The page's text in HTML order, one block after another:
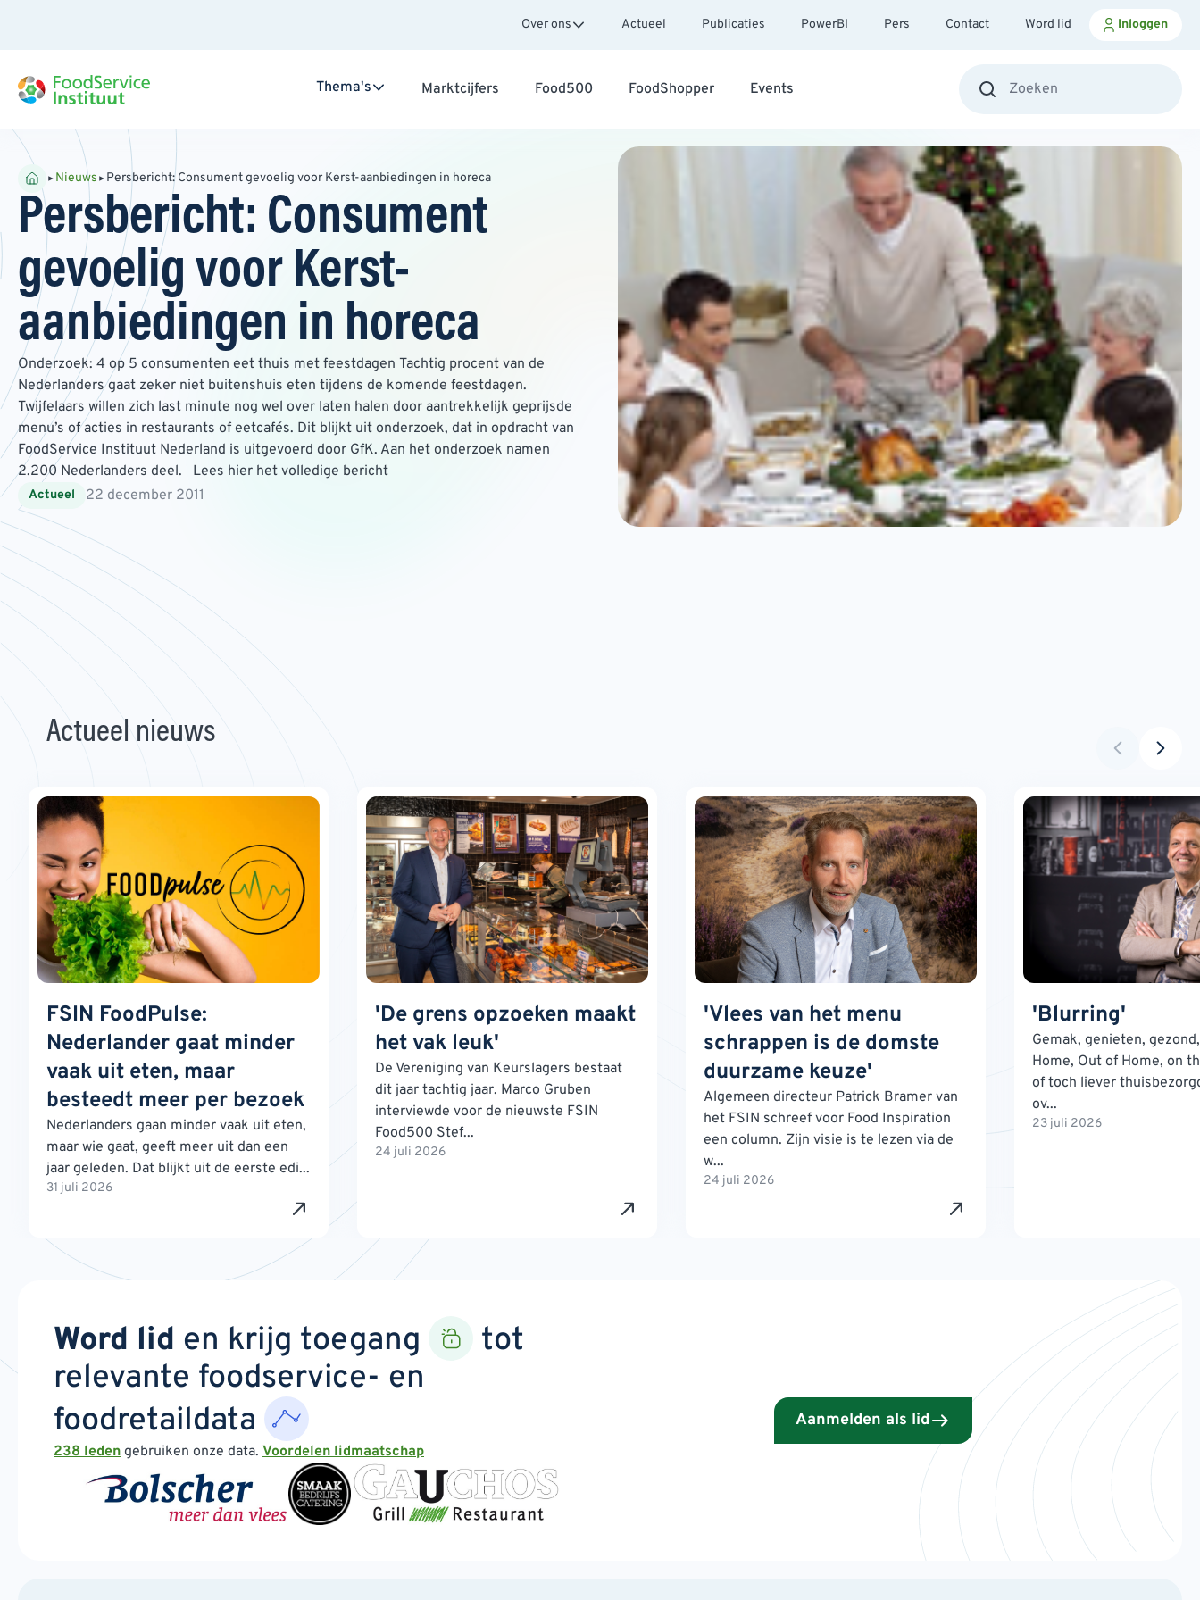
Over ons Actueel Publicaties PowerBI Pers Contact Word lid Inloggen
Thema's Marktcijfers Food500 FoodShopper Events
Nieuws Persbericht: Consument gevoelig voor Kerst-aanbiedingen in horeca
Persbericht: Consument
gevoelig voor Kerst-
aanbiedingen in horeca
Onderzoek: 4 op 5 consumenten eet thuis met feestdagen Tachtig procent van de
Nederlanders gaat zeker niet buitenshuis eten tijdens de komende feestdagen.
Twijfelaars willen zich last minute nog wel over laten halen door aantrekkelijk geprijsde
menu’s of acties in restaurants of eetcafés. Dit blijkt uit onderzoek, dat in opdracht van
FoodService Instituut Nederland is uitgevoerd door GfK. Aan het onderzoek namen
2.200 Nederlanders deel. Lees hier het volledige bericht
Actueel 22 december 2011
Actueel nieuws
FSIN FoodPulse:
Nederlander gaat minder
vaak uit eten, maar
besteedt meer per bezoek
Nederlanders gaan minder vaak uit eten,
maar wie gaat, geeft meer uit dan een
jaar geleden. Dat blijkt uit de eerste edi...
31 juli 2026
'De grens opzoeken maakt
het vak leuk'
De Vereniging van Keurslagers bestaat
dit jaar tachtig jaar. Marco Gruben
interviewde voor de nieuwste FSIN
Food500 Stef...
24 juli 2026
'Vlees van het menu
schrappen is de domste
duurzame keuze'
Algemeen directeur Patrick Bramer van
het FSIN schreef voor Food Inspiration
een column. Zijn visie is te lezen via de
w...
24 juli 2026
'Blurring'
Gemak, genieten,
Home, Out of Home, on
of toch liever
ov...
23 juli 2026
Word lid en krijg toegang
tot
relevante foodservice- en
foodretaildata
238 leden gebruiken onze data. Voordelen lidmaatschap
Aanmelden als lid